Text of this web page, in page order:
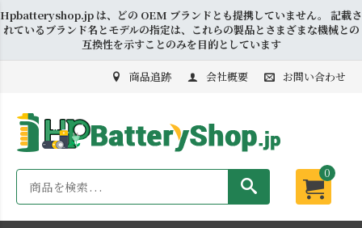
Hpbatteryshop.jp は、どの OEM ブランドとも提携していません。 記載さ
れているブランド名とモデルの指定は、これらの製品とさまざまな機械との
互換性を示すことのみを目的としています
商品追跡 会社概要 お問い合わせ
0